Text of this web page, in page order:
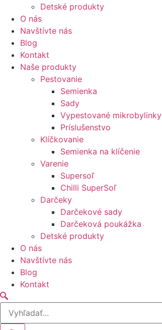
Detské produkty
O nás
Navštívte nás
Blog
Kontakt
Naše produkty
Pestovanie
Semienka
Sady
Vypestované mikrobylinky
Príslušenstvo
Klíčkovanie
Semienka na klíčenie
Varenie
Supersoľ
Chilli SuperSoľ
Darčeky
Darčekové sady
Darčeková poukážka
Detské produkty
O nás
Navštívte nás
Blog
Kontakt